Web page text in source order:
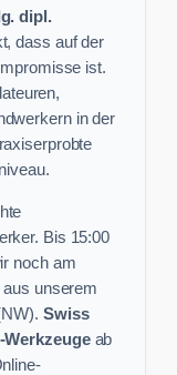
dipl.
dass auf der
ist.
in der
Bis 15:00
noch am
unserem
Swiss
Werkzeugeab